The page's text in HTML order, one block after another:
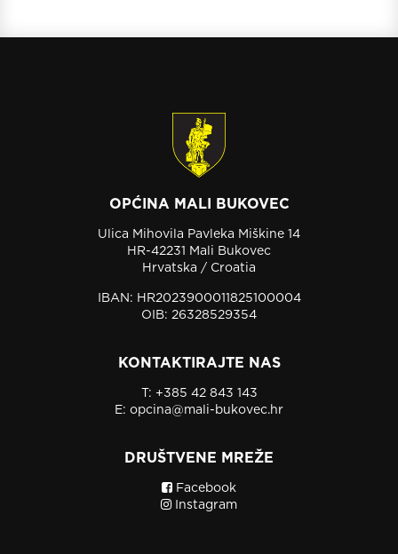
OPĆINA MALI BUKOVEC
Ulica Mihovila Pavleka Miškine 14
HR-42231 Mali Bukovec
Hrvatska / Croatia
IBAN: HR2023900011825100004
OIB: 26328529354
KONTAKTIRAJTE NAS
T: +385 42 843 143
E: opcina@mali-bukovec.hr
DRUŠTVENE MREŽE
Facebook
Instagram